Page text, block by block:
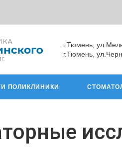
г.Тюмень,
г.Тюмень,
ПОЛИКЛИНИКИ